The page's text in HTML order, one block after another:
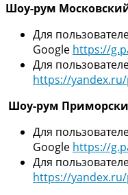
Шоу-рум
Для
Google https://
Для
https://
Шоу-рум
Для
Google https://
Для
https://